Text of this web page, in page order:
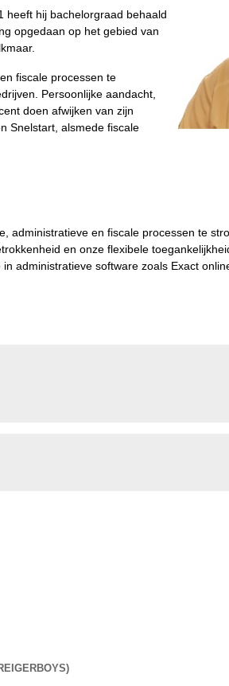
heeft hij bachelorgraad behaald
opgedaan op het gebied van
fiscale processen te
Persoonlijke aandacht,
doen afwijken van zijn
Snelstart, alsmede fiscale
administratieve en fiscale processen te
en onze flexibele
administratieve software zoals Exact